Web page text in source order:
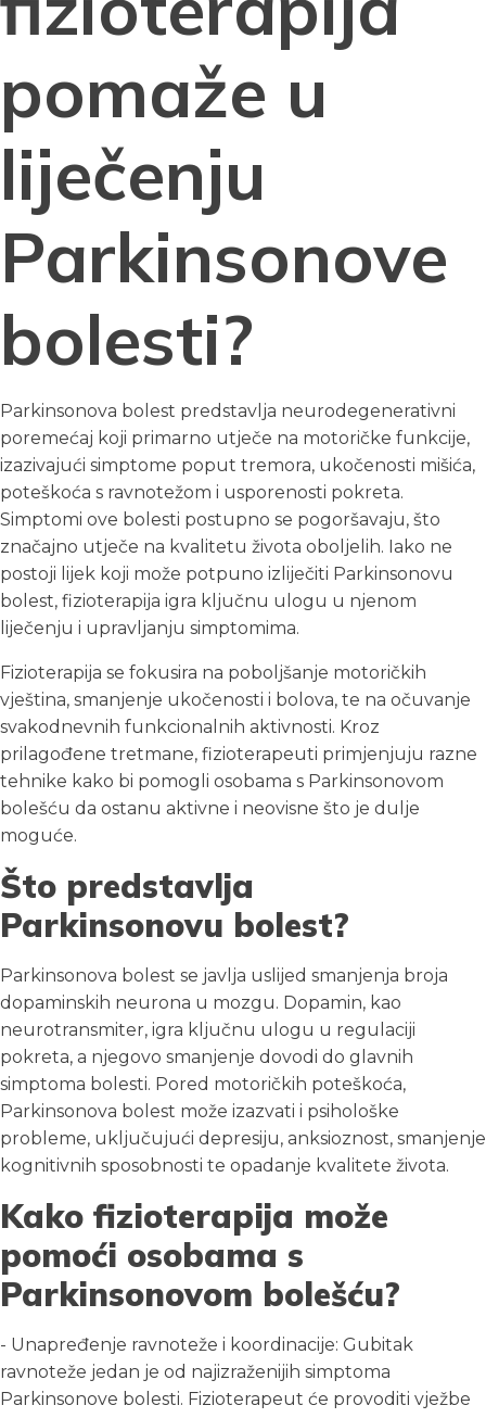
pomaže u
liječenju
Parkinsonove
bolesti?
Parkinsonova bolest predstavlja neurodegenerativni
poremećaj koji primarno utječe na motoričke funkcije,
izazivajući simptome poput tremora, ukočenosti mišića,
poteškoća s ravnotežom i usporenosti pokreta.
Simptomi ove bolesti postupno se pogoršavaju, što
značajno utječe na kvalitetu života oboljelih. Iako ne
postoji lijek koji može potpuno izliječiti Parkinsonovu
bolest, fizioterapija igra ključnu ulogu u njenom
liječenju i upravljanju simptomima.
Fizioterapija se fokusira na poboljšanje motoričkih
vještina, smanjenje ukočenosti i bolova, te na očuvanje
svakodnevnih funkcionalnih aktivnosti. Kroz
prilagođene tretmane, fizioterapeuti primjenjuju razne
tehnike kako bi pomogli osobama s Parkinsonovom
bolešću da ostanu aktivne i neovisne što je dulje
moguće.
Što predstavlja
Parkinsonovu bolest?
Parkinsonova bolest se javlja uslijed smanjenja broja
dopaminskih neurona u mozgu. Dopamin, kao
neurotransmiter, igra ključnu ulogu u regulaciji
pokreta, a njegovo smanjenje dovodi do glavnih
simptoma bolesti. Pored motoričkih poteškoća,
Parkinsonova bolest može izazvati i psihološke
probleme, uključujući depresiju, anksioznost, smanjenje
kognitivnih sposobnosti te opadanje kvalitete života.
Kako fizioterapija može
pomoći osobama s
Parkinsonovom bolešću?
- Unapređenje ravnoteže i koordinacije: Gubitak
ravnoteže jedan je od najizraženijih simptoma
Parkinsonove bolesti. Fizioterapeut će provoditi vježbe